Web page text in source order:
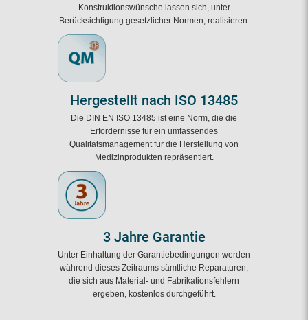
Konstruktionswünsche lassen sich, unter
Berücksichtigung gesetzlicher Normen, realisieren.
Hergestellt nach ISO 13485
Die DIN EN ISO 13485 ist eine Norm, die die
Erfordernisse für ein umfassendes
Qualitätsmanagement für die Herstellung von
Medizinprodukten repräsentiert.
3 Jahre Garantie
Unter Einhaltung der Garantiebedingungen werden
während dieses Zeitraums sämtliche Reparaturen,
die sich aus Material- und Fabrikationsfehlern
ergeben, kostenlos durchgeführt.